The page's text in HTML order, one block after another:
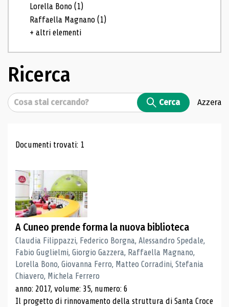
Lorella Bono(1)
Raffaella Magnano(1)
+ altri elementi
Ricerca
Cerca Cerca Azzera
Risultati di ricerca
Documenti trovati: 1
A Cuneo prende forma la nuova biblioteca
Claudia Filippazzi, Federico Borgna, Alessandro Spedale,
Fabio Guglielmi, Giorgio Gazzera, Raffaella Magnano,
Lorella Bono, Giovanna Ferro, Matteo Corradini, Stefania
Chiavero, Michela Ferrero
anno: 2017, volume: 35, numero: 6
Il progetto di rinnovamento della struttura di Santa Croce